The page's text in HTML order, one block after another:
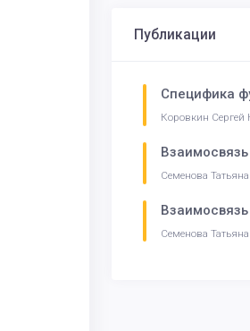
Публикации
Специфика
Коровкин Сергей
Семенова
Семенова